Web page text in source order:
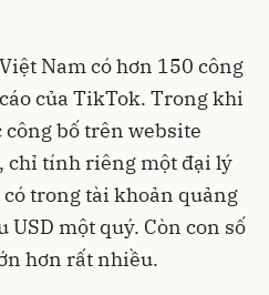
Nam có hơn 150 công
của TikTok. Trong khi
bố trên website
chỉ tính riêng một đại lý
trong tài khoản quảng
một quý. Còn con số
hơn rất nhiều.